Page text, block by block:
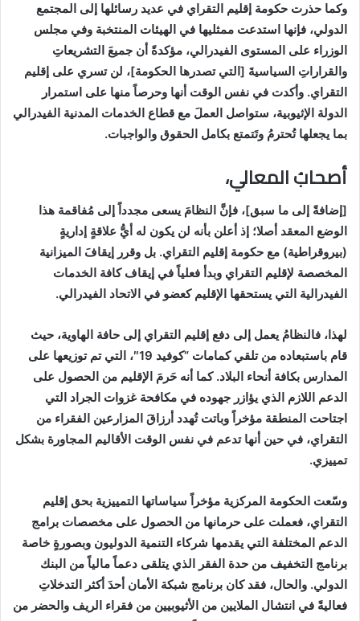
وكما حذرت حكومة إقليم التقراي في عديد رسائلها إلى المجتمع
الدولي، فإنها استدعت ممثليها في الهيئات المنتخبة وفي مجلس
الوزراء على المستوى الفيدرالي، مؤكدةً أن جميعَ التشريعاتِ
والقراراتِ السياسيةَ [التي تصدرها الحكومة]، لن تسري على إقليم
التقراي. وأكدت في نفس الوقت أنها وحرصاً منها على استمرار
الدولة الإثيوبية، ستواصل العملَ مع قطاع الخدمات المدنية الفيدرالي
بما يجعلها تُحترمُ وتَتمتع بكامل الحقوق والواجبات.
أصحابُ المعالي،
[إضافةً إلى ما سبق]، فإنَّ النظامَ يسعى مجدداً إلى مُفاقمة هذا
الوضع المعقد أصلا؛ إذ أعلن بأنه لن يكون له أيُّ علاقةٍ إداريةٍ
(بيروقراطية) مع حكومة إقليم التقراي. بل وقرر إيقافَ الميزانية
المخصصة لإقليم التقراي وبدأ فعلياً في إيقاف كافة الخدمات
الفيدرالية التي يستحقها الإقليم كعضو في الاتحاد الفيدرالي.
لهذا، فالنظامُ يعمل إلى دفع إقليم التقراي إلى حافة الهاوية، حيث
قام باستبعاده من تلقي كمامات “كوفيد 19″، التي تم توزيعها على
المدارس بكافة أنحاء البلاد. كما أنه حَرمَ الإقليم من الحصول على
الدعم اللازم الذي يؤازر جهوده في مكافحة غزوات الجراد التي
اجتاحت المنطقة مؤخراً وباتت تُهدد أرزاقَ المزارعين الفقراء من
التقراي، في حين أنها تدعم في نفس الوقت الأقاليم المجاورة بشكل
تمييزي.
وسّعت الحكومة المركزية مؤخراً سياساتها التمييزية بحق إقليم
التقراي، فعملت على حرمانها من الحصول على مخصصات برامج
الدعم المختلفة التي يقدمها شركاء التنمية الدوليون وبصورةٍ خاصة
برنامج التخفيف من حدة الفقر الذي يتلقى دعماً مالياً من البنك
الدولي. والحال، فقد كان برنامج شبكة الأمان أحدَ أكثر التدخلاتِ
فعاليةً في انتشال الملايين من الأثيوبيين من فقراء الريف والحضر من